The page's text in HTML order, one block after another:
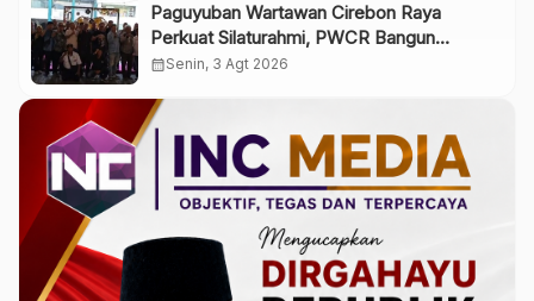
Paguyuban Wartawan Cirebon Raya
Perkuat Silaturahmi, PWCR Bangun
Solidaritas dan Profesionalisme Anggota
calendar_monthSenin, 3 Agt 2026